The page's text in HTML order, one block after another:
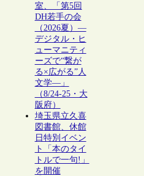
室、「第5回
DH若手の会
（2026夏）―
デジタル・ヒ
ューマニティ
ーズで“繋が
る×広がる”人
文学―」
（8/24-25・大
阪府）
埼玉県立久喜
図書館、休館
日特別イベン
ト「本のタイ
トルで一句!」
を開催